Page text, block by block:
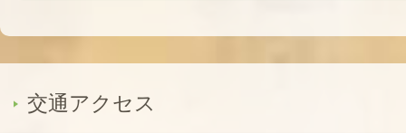
交通アクセス